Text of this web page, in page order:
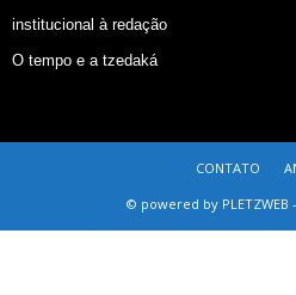
institucional à redação
O tempo e a tzedaká
CONTATO
© powered by PLETZWEB -